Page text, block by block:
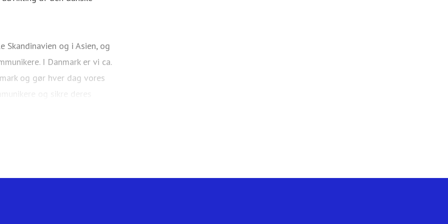
Skandinavien og i Asien, og
I Danmark er vi ca.
og gør hver dag vores
og sikre deres
også en del af Telenor-